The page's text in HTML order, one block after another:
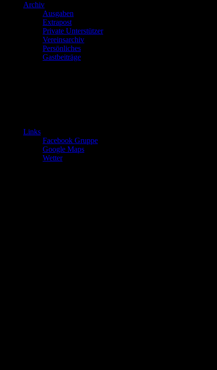
Archiv
Ausgaben
Extrapost
Private Unterstützer
Vereinsarchiv
Persönliches
Gastbeiträge
Links
Facebook Gruppe
Google Maps
Wetter